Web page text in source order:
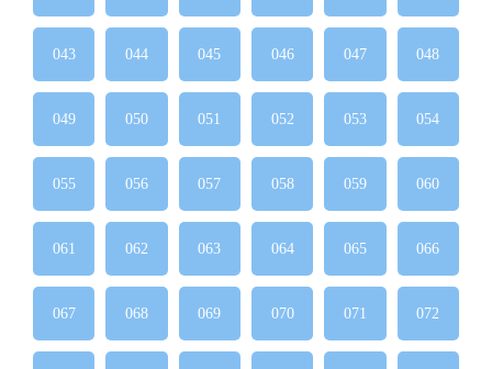
043 044 045 046 047 048
049 050 051 052 053 054
055 056 057 058 059 060
061 062 063 064 065 066
067 068 069 070 071 072